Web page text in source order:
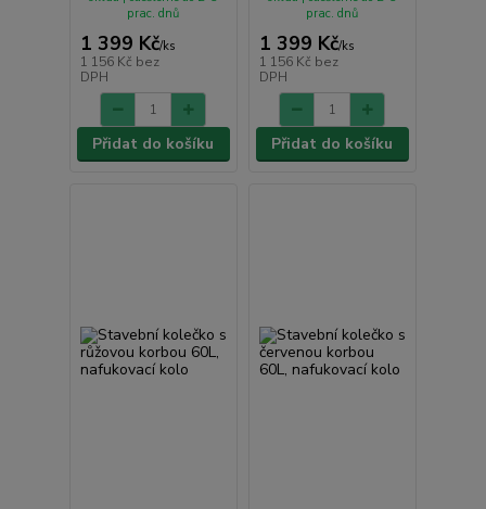
1 399 Kč/ks
1 156 Kč bez
DPH
prac. dnů
Přidat do košíku
1 399 Kč/ks
1 156 Kč bez
DPH
prac. dnů
Přidat do košíku